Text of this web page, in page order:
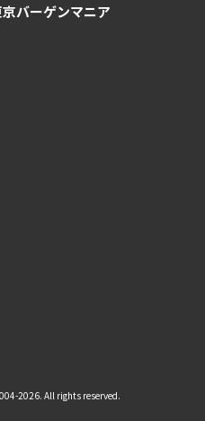
バーゲンマニア
2026. All rights reserved.